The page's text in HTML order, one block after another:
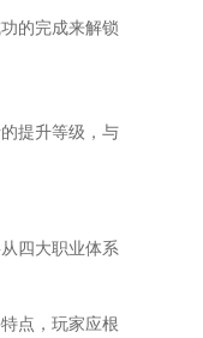
的完成来解锁
提升等级，与
四大职业体系
点，玩家应根